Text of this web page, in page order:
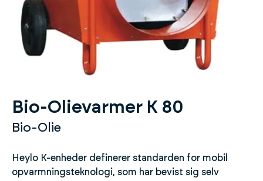
Bio-Olievarmer K 80
Bio-Olie
Heylo K-enheder definerer standarden for mobil
opvarmningsteknologi, som har bevist sig selv